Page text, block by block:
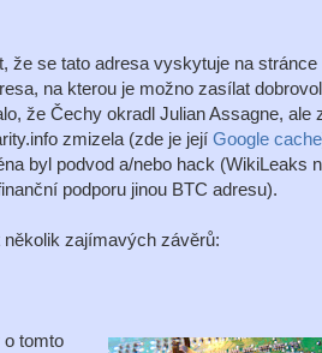
že se tato adresa vyskytuje na stránce
na kterou je možno zasílat
že Čechy okradl Julian Assagne, ale
zmizela (zde je její Google cache
byl podvod a/nebo hack (WikiLeaks
podporu jinou BTC adresu).
zajímavých závěrů:
o tomto